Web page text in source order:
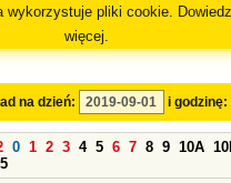
wykorzystuje pliki cookie.
więcej.
na dzień: i godzinę:
0 1 2 3 4 5 6 7 8 9 10A